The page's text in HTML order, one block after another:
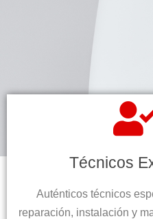
Técnicos
Auténticos técnicos
reparación, instalación y